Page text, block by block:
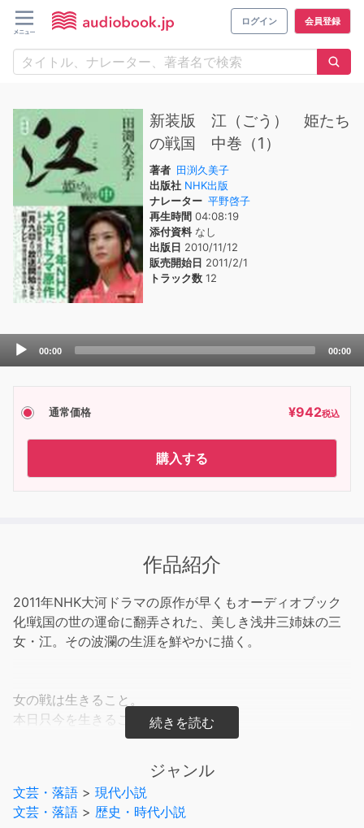
ログイン 会員登録
新装版 江（ごう） 姫たち
の戦国 中巻（1）
著者 田渕久美子
出版社 NHK出版
ナレーター 平野啓子
再生時間 04:08:19
添付資料なし
出版日 2010/11/12
販売開始日 2011/2/1
トラック数 12
Audio
00:00 00:00
通常価格 ¥942税込
購入する
作品紹介
2011年NHK大河ドラマの原作が早くもオーディオブック
化!戦国の世の運命に翻弄された、美しき浅井三姉妹の三
女・江。その波瀾の生涯を鮮やかに描く。
女の戦は生きること。
本日只今を生きること。
戦国の世の運命に翻弄された、美しき浅井三姉妹の三女・
大奥の潔い終焉を描き「篤姫」ブームを巻き起こした田渕
久美子が、大奥の始まりに至る道のりを、江を主人公に、
ジャンル
文芸・落語 > 現代小説
文芸・落語 > 歴史・時代小説